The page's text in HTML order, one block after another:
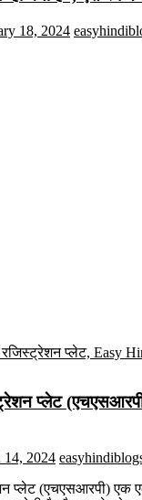
18, 2024
प्लेट
14, 2024
प्लेट (एचएसआरपी) एक